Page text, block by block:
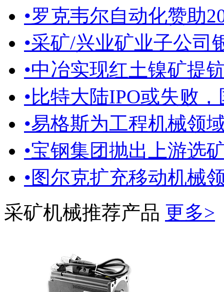
•罗克韦尔自动化赞助
•采矿/兴业矿业子公司
•中冶实现红土镍矿提
•比特大陆IPO或失败
•易格斯为工程机械领
•宝钢集团抛出上游选
•图尔克扩充移动机械
采矿机械推荐产品 更多>